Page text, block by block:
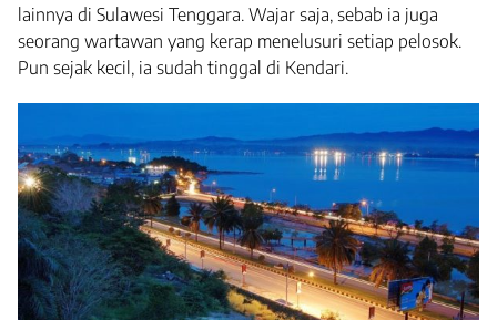
lainnya di Sulawesi Tenggara. Wajar saja, sebab ia juga
seorang wartawan yang kerap menelusuri setiap pelosok.
Pun sejak kecil, ia sudah tinggal di Kendari.